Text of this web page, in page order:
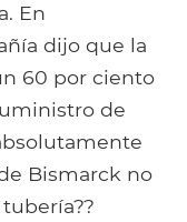
En
dijo que la
60 por ciento
de
Bismarck no